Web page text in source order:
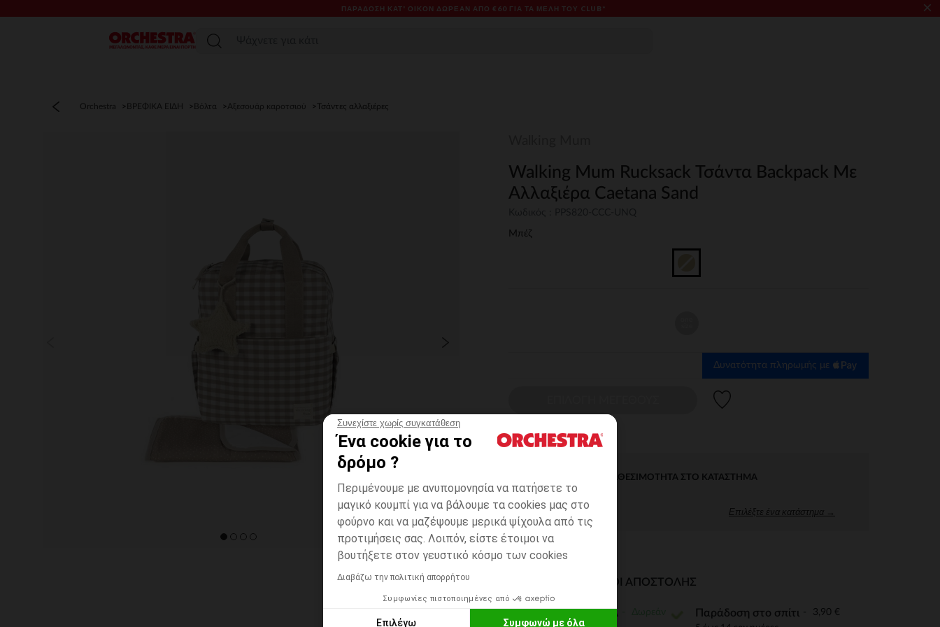
Συνεχίστε χωρίς συγκατάθεση
Ένα cookie για το
δρόμο ?
Περιμένουμε με ανυπομονησία να πατήσετε το
μαγικό κουμπί για να βάλουμε τα cookies μας στο
φούρνο και να μαζέψουμε μερικά ψίχουλα από τις
προτιμήσεις σας. Λοιπόν, είστε έτοιμοι να
βουτήξετε στον γευστικό κόσμο των cookies
Διαβάζω την πολιτική απορρήτου
Συμφωνίες πιστοποιημένες από
Επιλέγω Συμφωνώ με όλα
ΠΑΡΆΔΟΣΗ ΚΑΤ' ΟΊΚΟΝ ΔΩΡΕΑΝ ΑΠΌ €60 ΓΙΑ ΤΑ ΜΈΛΗ ΤΟΥ CLUB* ×
Μενού
Orchestra ΒΡΕΦΙΚΑ ΕΙΔΗ Βόλτα Αξεσουάρ καροτσιού Τσάντες αλλαξιέρες
Walking Mum Rucksack Τσάντα Backpack Με
Αλλαξιέρα Caetana Sand
Μπέζ
Δυνατότητα πληρωμής με
ΆΜΕΣΗ ΔΙΑΘΕΣΙΜΌΤΗΤΑ ΣΤΟ ΚΑΤΆΣΤΗΜΑ
Επιλέξτε ένα κατάστημα →
ΔΙΑΘΈΣΙΜΟΙ ΤΡΌΠΟΙ ΑΠΟΣΤΟΛΉΣ
ΣΕ ΚΑΤΑΣΤΗΜΑ Παράδοση στο σπίτι 3,90 €